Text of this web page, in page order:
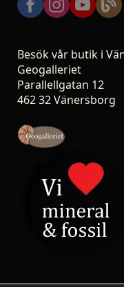
Besök vår butik i
Geogalleriet
Parallellgatan 12
462 32 Vänersborg